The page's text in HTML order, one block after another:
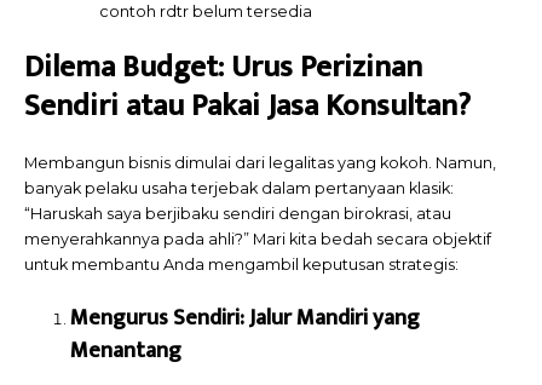
contoh rdtr belum tersedia
Dilema Budget: Urus Perizinan
Sendiri atau Pakai Jasa Konsultan?
Membangun bisnis dimulai dari legalitas yang kokoh. Namun,
banyak pelaku usaha terjebak dalam pertanyaan klasik:
“Haruskah saya berjibaku sendiri dengan birokrasi, atau
menyerahkannya pada ahli?” Mari kita bedah secara objektif
untuk membantu Anda mengambil keputusan strategis:
Mengurus Sendiri: Jalur Mandiri yang
Menantang